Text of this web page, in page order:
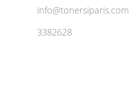
info@tonersiparis.com
3382628